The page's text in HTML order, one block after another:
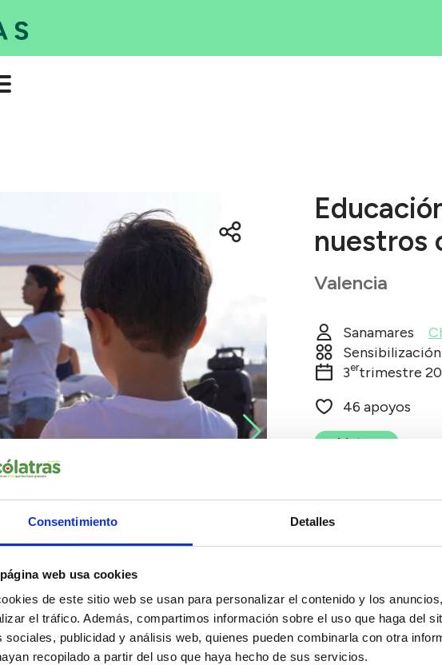
Consentimiento Detalles
web usa cookies
de este sitio web se usan para personalizar el contenido y los
el tráfico. Además, compartimos información sobre el uso que haga del
sociales, publicidad y análisis web, quienes pueden combinarla con otra
recopilado a partir del uso que haya hecho de sus servicios.
Crea tu
Qué es
nuestros
Valencia
Sanamares
3ertrimestre
46 apoyos
Votar